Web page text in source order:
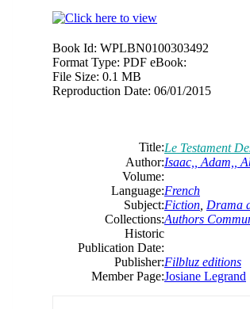
Book Id: WPLBN0100303492
Format Type: PDF eBook:
File Size: 0.1 MB
Reproduction Date: 06/01/2015
Title:Le Testament
Author:Isaac,, Adam,,
Volume:
Language:French
Subject:Fiction Drama
Collections:Authors
Historic
Publication Date:
Publisher:Filbluz editions
Member Page:Josiane Legrand